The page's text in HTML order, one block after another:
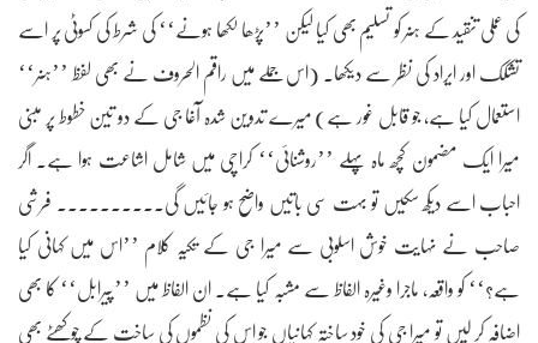
کی عملی تنقید کے ہنر کو تسلیم بھی کیا لیکن ’’پڑھا لکھا ہونے‘‘ کی شرط کی کسوٹی پر اسے
تشکک اور ایراد کی نظر سے دیکھا۔ (اس جملے میں راقم الحروف نے بھی لفظ ’’ہنر‘‘
استعمال کیا ہے، جو قابل غور ہے) میرے تدوین شدہ آغا جی کے دو تین خطوط پر مبنی
میرا ایک مضمون کچھ ماہ پہلے ’’روشنائی‘‘ کراچی میں شامل اشاعت ہوا ہے۔ اگر
احباب اسے دیکھ سکیں تو بہت سی باتیں واضح ہو جائیں گی۔۔۔۔۔۔۔۔۔۔ فرشی
صاحب نے نہایت خوش اسلوبی سے میرا جی کے تکیہ کلام ’’اس میں کہانی کیا
ہے؟‘‘ کو واقعہ، ماجرا وغیرہ الفاظ سے مشبہ کیا ہے۔ ان الفاظ میں ’’پیرابل‘‘ کا بھی
اضافہ کر لیں تو میرا جی کی خود ساختہ کہانیاں جو اس کی نظموں کی ساخت کے چوکھٹے بھی